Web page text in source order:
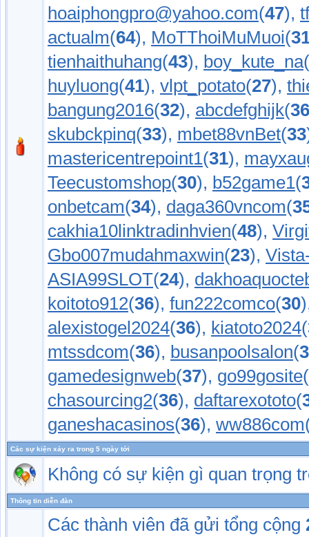
hoaiphongpro@yahoo.com(47),
actualm(64), MoTThoiMuMuoi(
tienhaithuhang(43), boy_kute_na(
huyluong(41), vlpt_potato(27),
bangung2016(32), abcdefghijk(36
skubckpinq(33), mbet88vnBet(33
mastericentrepoint1(31),
Teecustomshop(30), b52game1(
onbetcam(34), daga360vncom(
cakhia10linktradinhvien(48),
Gbo007mudahmaxwin(23),
ASIA99SLOT(24),
koitoto912(36), fun222comco(30
alexistogel2024(36), kiatoto2024(
mtssdcom(36), busanpoolsalon(
gamedesignweb(37), go99gosite(
chasourcing2(36), daftarexototo(
ganeshacasinos(36), ww886com
Các sự kiện xảy ra trong 5 ngày tới
Không có sự kiện gì quan trọng
Thông tin diễn đàn
Các thành viên đã gửi tổng cộng